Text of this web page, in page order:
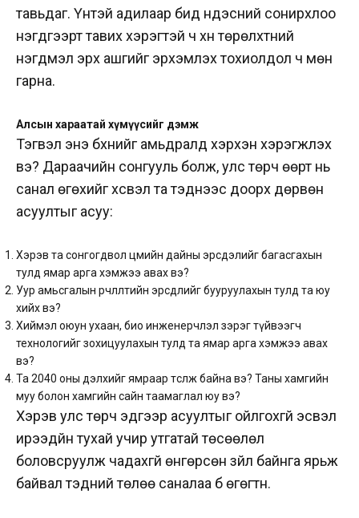
тавьдаг. Үүнтэй адилаар бид үндэсний сонирхлоо
нэгдүгээрт тавих хэрэгтэй ч хүн төрөлхтний
нэгдмэл эрх ашгийг эрхэмлэх тохиолдол ч мөн
гарна.
Алсын хараатай хүмүүсийг дэмж
Тэгвэл энэ бүхнийг амьдралд хэрхэн хэрэгжүүлэх
вэ? Дараачийн сонгууль болж, улс төрч өөрт нь
санал өгөхийг хүсвэл та тэднээс доорх дөрвөн
асуултыг асуу:
Хэрэв та сонгогдвол цөмийн дайны эрсдэлийг багасгахын
тулд ямар арга хэмжээ авах вэ?
Уур амьсгалын өөрчлөлтийн эрсдлийг бууруулахын тулд та юу
хийх вэ?
Хиймэл оюун ухаан, био инженерчлэл зэрэг түйвээгч
технологийг зохицуулахын тулд та ямар арга хэмжээ авах
вэ?
Та 2040 оны дэлхийг ямраар төсөөлж байна вэ? Таны хамгийн
муу болон хамгийн сайн таамаглал юу вэ?
Хэрэв улс төрч эдгээр асуултыг ойлгохгүй эсвэл
ирээдүйн тухай учир утгатай төсөөлөл
боловсруулж чадахгүй өнгөрсөн зүйл байнга ярьж
байвал тэдний төлөө саналаа бүү өгөгтүн.